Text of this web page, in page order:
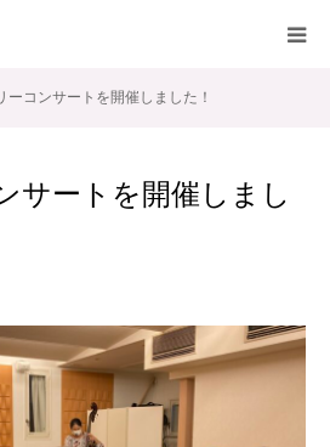
ーコンサートを開催しました！
サートを開催しまし